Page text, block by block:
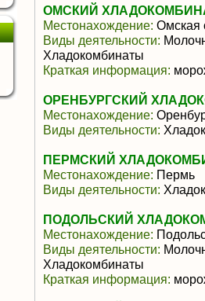
ОМСКИЙ
Местонахождение: Омская
Виды деятельности:
Хладокомбинаты
Краткая информация:
ОРЕНБУРГСКИЙ
Местонахождение:
Виды деятельности:
ПЕРМСКИЙ
Местонахождение: Пермь
Виды деятельности:
ПОДОЛЬСКИЙ
Местонахождение:
Виды деятельности:
Хладокомбинаты
Краткая информация: